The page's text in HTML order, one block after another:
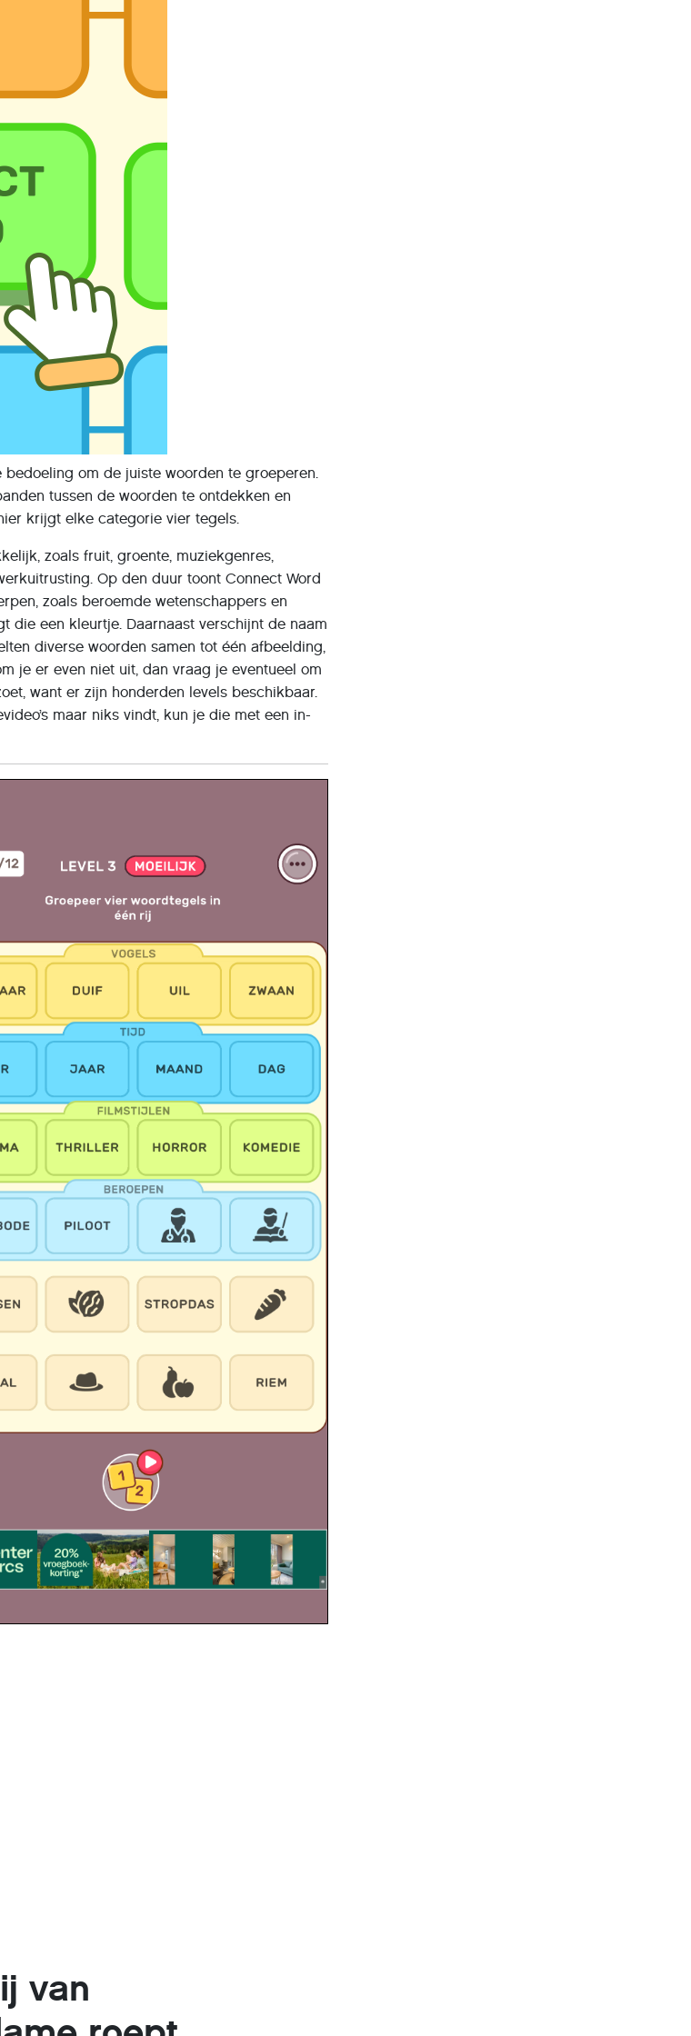
om de juiste woorden te groeperen.
tussen de woorden te ontdekken en
krijgt elke categorie vier tegels.
zoals fruit, groente, muziekgenres,
Op den duur toont Connect Word
zoals beroemde wetenschappers en
die een kleurtje. Daarnaast verschijnt de naam
diverse woorden samen tot één afbeelding,
je er even niet uit, dan vraag je eventueel om
want er zijn honderden levels beschikbaar.
maar niks vindt, kun je die met een in-
van